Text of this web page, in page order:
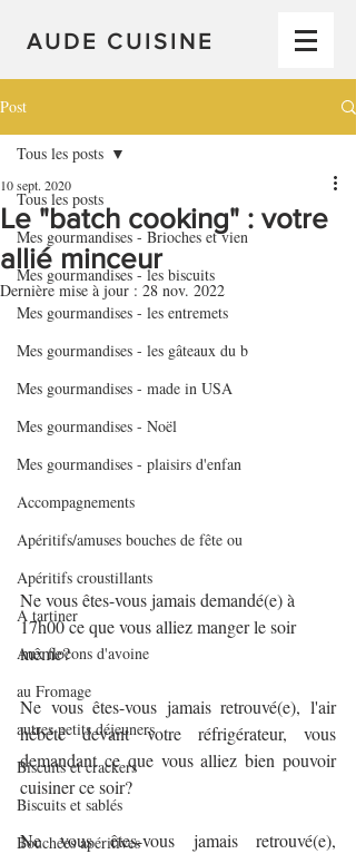
AUDE CUISINE
Post
Tous les posts
Mes gourmandises - Brioches et vien
Mes gourmandises - les biscuits
Mes gourmandises - les entremets
Mes gourmandises - les gâteaux du b
Mes gourmandises - made in USA
Mes gourmandises - Noël
Mes gourmandises - plaisirs d'enfan
Accompagnements
Apéritifs/amuses bouches de fête ou
Apéritifs croustillants
A tartiner
Aux flocons d'avoine
au Fromage
autres petits déjeuners
Biscuits et crackers
Biscuits et sablés
Bouchées apéritives
Tous les posts
Le "batch cooking" : votre
allié minceur
10 sept. 2020
Dernière mise à jour : 28 nov. 2022
Ne vous êtes-vous jamais demandé(e) à
17h00 ce que vous alliez manger le soir
même?
Ne vous êtes-vous jamais retrouvé(e), l'air
hébété devant votre réfrigérateur, vous
demandant ce que vous alliez bien pouvoir
cuisiner ce soir?
Ne vous êtes-vous jamais retrouvé(e),